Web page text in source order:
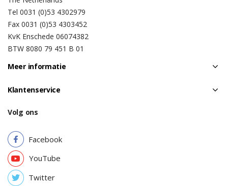
Tel 0031 (0)53 4302979
Fax 0031 (0)53 4303452
KvK Enschede 06074382
BTW 8080 79 451 B 01
Meer informatie
Klantenservice
Volg ons
Facebook
YouTube
Twitter